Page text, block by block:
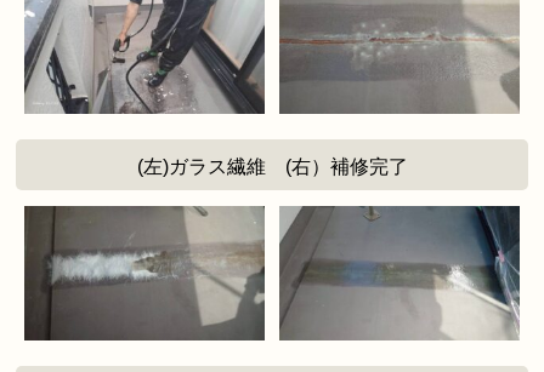
(左)ガラス繊維 (右）補修完了